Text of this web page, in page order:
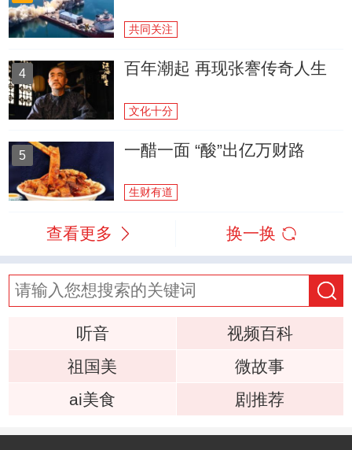
共同关注
4 百年潮起 再现张謇传奇人生
文化十分
5 一醋一面 “酸”出亿万财路
生财有道
查看更多 换一换
听音
视频百科
祖国美
微故事
ai美食
剧推荐